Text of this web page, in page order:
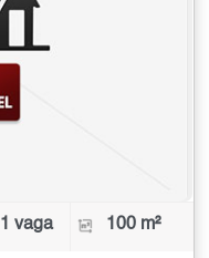
1 vaga 100 m²